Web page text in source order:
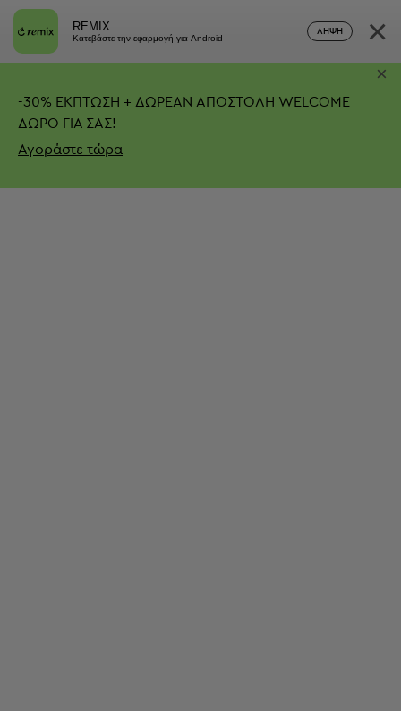
REMIX
Κατεβάστε την εφαρμογή για Android
ΛΉΨΗ ×
-30% ΕΚΠΤΩΣΗ + ΔΩΡΕΑΝ ΑΠΟΣΤΟΛΗ WELCOME
ΔΩΡΟ ΓΙΑ ΣΑΣ!
Αγοράστε τώρα
×